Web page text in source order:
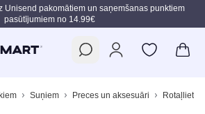
Unisend pakomātiem un saņemšanas punktiem
pasūtījumiem no 14.99€
Suņiem Preces un aksesuāri Rotaļlietas